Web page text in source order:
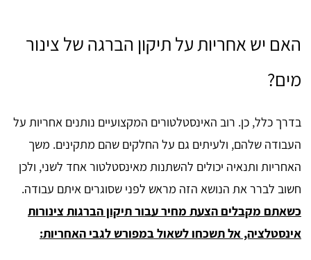
האם יש אחריות על תיקון הברגה של צינור
מים?
בדרך כלל, כן. רוב האינסטלטורים המקצועיים נותנים אחריות על
העבודה שלהם, ולעיתים גם על החלקים שהם מתקינים. משך
האחריות ותנאיה יכולים להשתנות מאינסטלטור אחד לשני, ולכן
חשוב לברר את הנושא הזה מראש לפני שסוגרים איתם עבודה.
כשאתם מקבלים הצעת מחיר עבור תיקון הברגות צינורות
אינסטלציה, אל תשכחו לשאול במפורש לגבי האחריות: